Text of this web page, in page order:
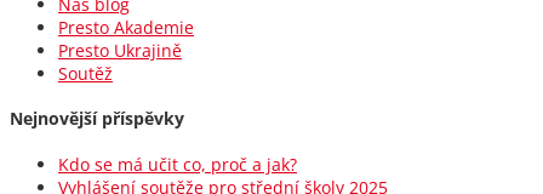
Náš blog
Presto Akademie
Presto Ukrajině
Soutěž
Nejnovější příspěvky
Kdo se má učit co, proč a jak?
Vyhlášení soutěže pro střední školy 2025